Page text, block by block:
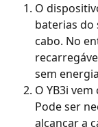
O
baterias do
cabo. No
sem
O YB3i
Pode ser
alcançar a